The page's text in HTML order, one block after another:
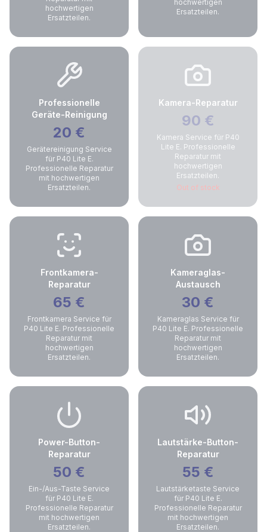
hochwertigen
Ersatzteilen.
hochwertigen
Ersatzteilen.
Professionelle
Geräte-Reinigung
20 €
Gerätereinigung Service
für P40 Lite E.
Professionelle Reparatur
mit hochwertigen
Ersatzteilen.
Kamera-Reparatur
90 €
Kamera Service für P40
Lite E. Professionelle
Reparatur mit
hochwertigen
Ersatzteilen.
Out of stock
Frontkamera-
Reparatur
65 €
Frontkamera Service für
P40 Lite E. Professionelle
Reparatur mit
hochwertigen
Ersatzteilen.
Kameraglas-
Austausch
30 €
Kameraglas Service für
P40 Lite E. Professionelle
Reparatur mit
hochwertigen
Ersatzteilen.
Power-Button-
Reparatur
50 €
Ein-/Aus-Taste Service
für P40 Lite E.
Professionelle Reparatur
mit hochwertigen
Ersatzteilen.
Lautstärke-Button-
Reparatur
55 €
Lautstärketaste Service
für P40 Lite E.
Professionelle Reparatur
mit hochwertigen
Ersatzteilen.